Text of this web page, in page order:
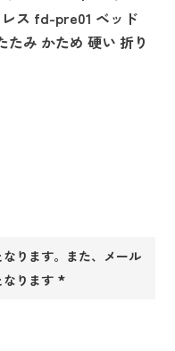
ス fd-pre01 ベッド
み かため 硬い 折り
ります。また、メール
なります